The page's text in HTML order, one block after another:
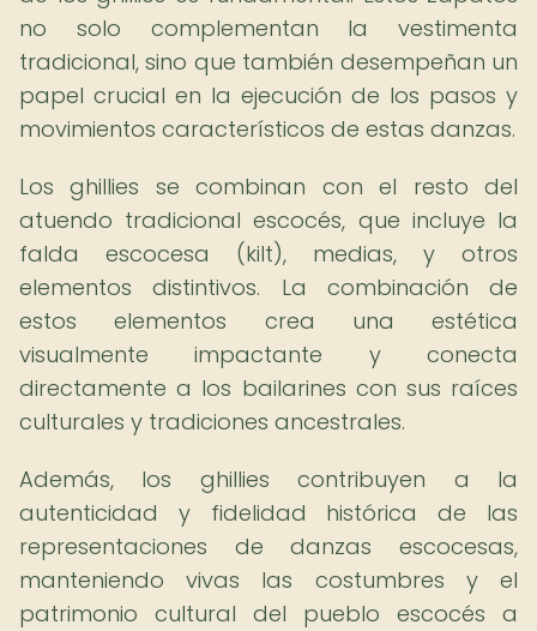
no solo complementan la vestimenta
tradicional, sino que también desempeñan un
papel crucial en la ejecución de los pasos y
movimientos característicos de estas danzas.
Los ghillies se combinan con el resto del
atuendo tradicional escocés, que incluye la
falda escocesa (kilt), medias, y otros
elementos distintivos. La combinación de
estos elementos crea una estética
visualmente impactante y conecta
directamente a los bailarines con sus raíces
culturales y tradiciones ancestrales.
Además, los ghillies contribuyen a la
autenticidad y fidelidad histórica de las
representaciones de danzas escocesas,
manteniendo vivas las costumbres y el
patrimonio cultural del pueblo escocés a